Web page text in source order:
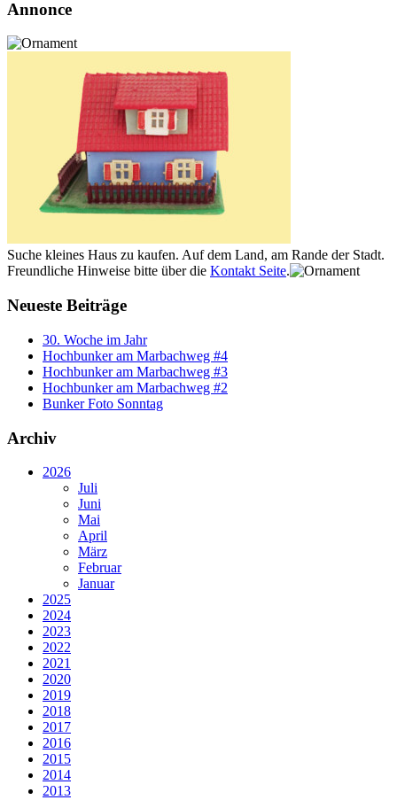
Annonce
Suche kleines Haus zu kaufen. Auf dem Land, am Rande der Stadt.
Freundliche Hinweise bitte über die Kontakt Seite.
Neueste Beiträge
30. Woche im Jahr
Hochbunker am Marbachweg #4
Hochbunker am Marbachweg #3
Hochbunker am Marbachweg #2
Bunker Foto Sonntag
Archiv
2026
Juli
Juni
Mai
April
März
Februar
Januar
2025
2024
2023
2022
2021
2020
2019
2018
2017
2016
2015
2014
2013